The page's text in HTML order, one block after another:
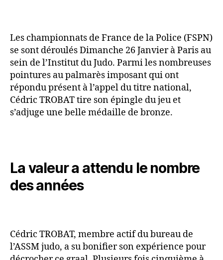
Les championnats de France de la Police (FSPN)
se sont déroulés Dimanche 26 Janvier à Paris au
sein de l’Institut du Judo. Parmi les nombreuses
pointures au palmarès imposant qui ont
répondu présent à l’appel du titre national,
Cédric TROBAT tire son épingle du jeu et
s’adjuge une belle médaille de bronze.
La valeur a attendu le nombre
des années
Cédric TROBAT, membre actif du bureau de
l’ASSM judo, a su bonifier son expérience pour